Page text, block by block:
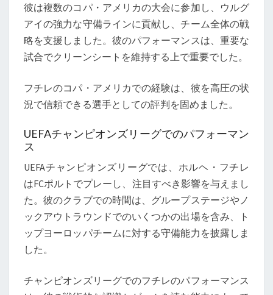
彼は複数のコパ・アメリカの大会に参加し、ウルグ
アイの強力な守備ラインに貢献し、チーム全体の戦
略を支援しました。彼のパフォーマンスは、重要な
試合でクリーンシートを維持する上で重要でした。
フチレのコパ・アメリカでの経験は、彼を高圧の状
況で信頼できる選手としての評判を固めました。
UEFAチャンピオンズリーグでのパフォーマン
ス
UEFAチャンピオンズリーグでは、ホルヘ・フチレ
はFCポルトでプレーし、注目すべき影響を与えまし
た。彼のクラブでの時間は、グループステージやノ
ックアウトラウンドでのいくつかの出場を含み、ト
ップヨーロッパチームに対する守備能力を披露しま
した。
チャンピオンズリーグでのフチレのパフォーマンス